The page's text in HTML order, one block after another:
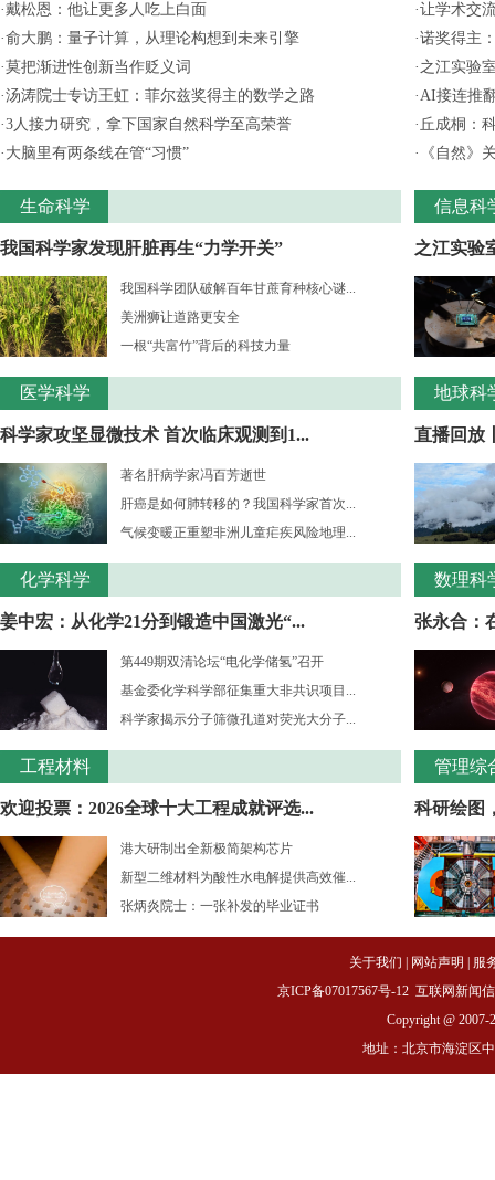
·戴松恩：他让更多人吃上白面
·俞大鹏：量子计算，从理论构想到未来引擎
·莫把渐进性创新当作贬义词
·汤涛院士专访王虹：菲尔兹奖得主的数学之路
·3人接力研究，拿下国家自然科学至高荣誉
· 大脑里有两条线在管“习惯”
生命科学
我国科学家发现肝脏再生“力学开关”
我国科学团队破解百年甘蔗育种核心谜...
美洲狮让道路更安全
一根“共富竹”背后的科技力量
医学科学
科学家攻坚显微技术 首次临床观测到1...
著名肝病学家冯百芳逝世
肝癌是如何肺转移的？我国科学家首次...
气候变暖正重塑非洲儿童疟疾风险地理...
化学科学
姜中宏：从化学21分到锻造中国激光“...
第449期双清论坛“电化学储氢”召开
基金委化学科学部征集重大非共识项目...
科学家揭示分子筛微孔道对荧光大分子...
工程材料
欢迎投票：2026全球十大工程成就评选...
港大研制出全新极简架构芯片
新型二维材料为酸性水电解提供高效催...
张炳炎院士：一张补发的毕业证书
·让学术交
·诺奖得主
· 之江实验
·AI接连推
· 丘成桐：
·
《自然》
信息科
之江实验
地球科
直播回放
数理科
张永合：
管理综
科研绘图
关于我们 网站声明
服
京ICP备07017567号-12 互联网新闻
Copyright @ 2007-
地址：北京市海淀区